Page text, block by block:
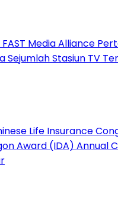
Media Alliance
Sejumlah Stasiun TV
Life Insurance
Award (IDA) Annual